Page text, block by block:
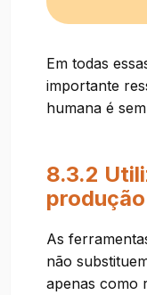
Em todas
importante
humana é
8.3.2
As
não
apenas como